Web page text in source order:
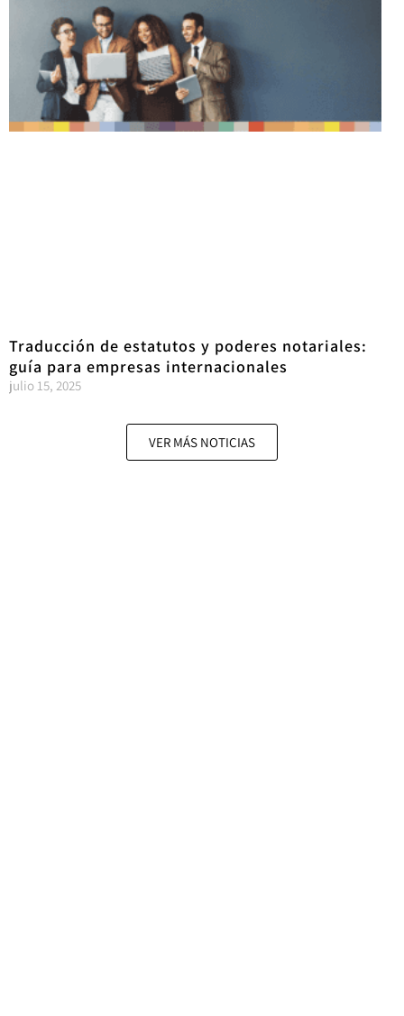
Traducción de estatutos y poderes notariales:
guía para empresas internacionales
julio 15, 2025
VER MÁS NOTICIAS